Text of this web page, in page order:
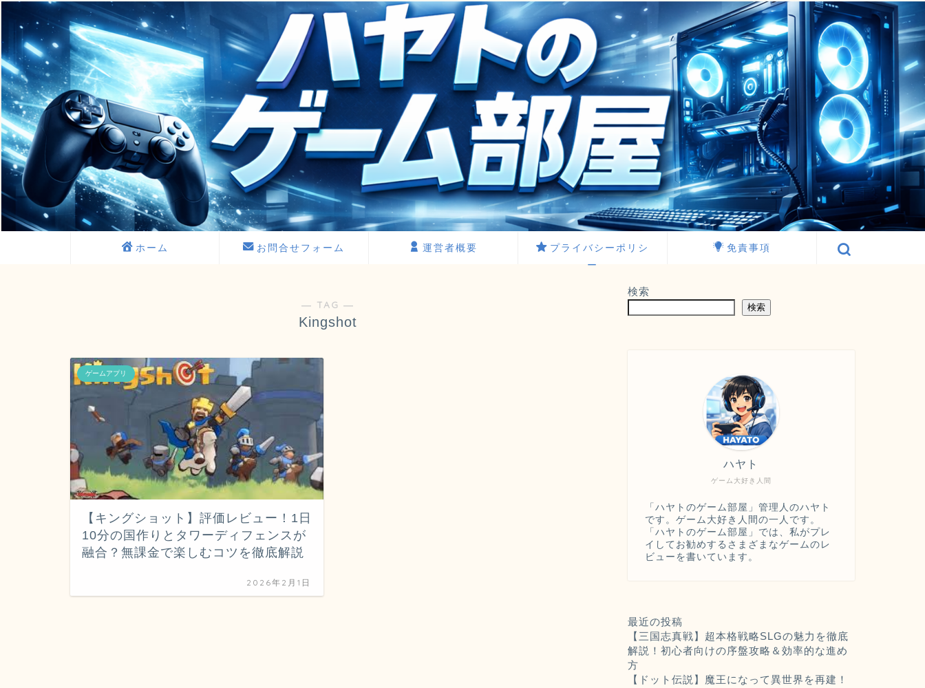
ホーム お問合せフォーム 運営者概要
プライバシーポリシ
ー
免責事項
― TAG ―
Kingshot
ゲームアプリ
【キングショット】評価レビュー！1日
10分の国作りとタワーディフェンスが
融合？無課金で楽しむコツを徹底解説
2026年2月1日
検索
検索
ゲーム大好き人間
ハヤト
「ハヤトのゲーム部屋」管理人のハヤト
です。ゲーム大好き人間の一人です。
「ハヤトのゲーム部屋」では、私がプレ
イしてお勧めするさまざまなゲームのレ
ビューを書いています。
最近の投稿
【三国志真戦】超本格戦略SLGの魅力を徹底
解説！初心者向けの序盤攻略＆効率的な進め
方
【ドット伝説】魔王になって異世界を再建！